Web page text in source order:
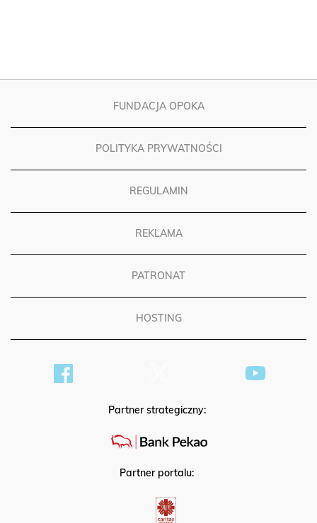
FUNDACJA OPOKA
POLITYKA PRYWATNOŚCI
REGULAMIN
REKLAMA
PATRONAT
HOSTING
Partner strategiczny:
Partner portalu: